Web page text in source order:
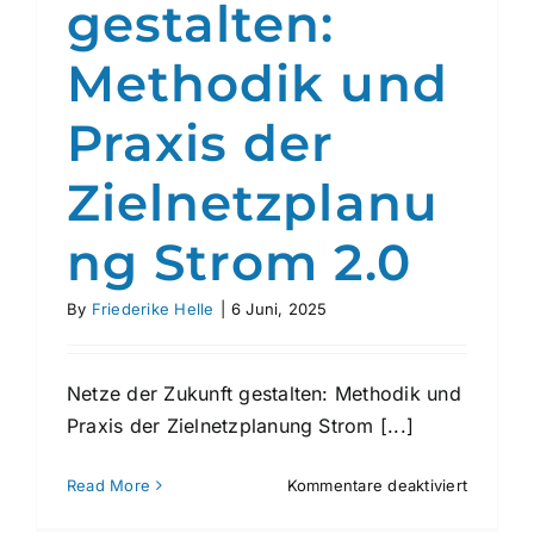
gestalten:
Methodik und
Praxis der
Zielnetzplanu
ng Strom 2.0
By Friederike Helle 6 Juni, 2025
Netze der Zukunft gestalten: Methodik und
Praxis der Zielnetzplanung Strom [...]
Read More Kommentare deaktiviertfür